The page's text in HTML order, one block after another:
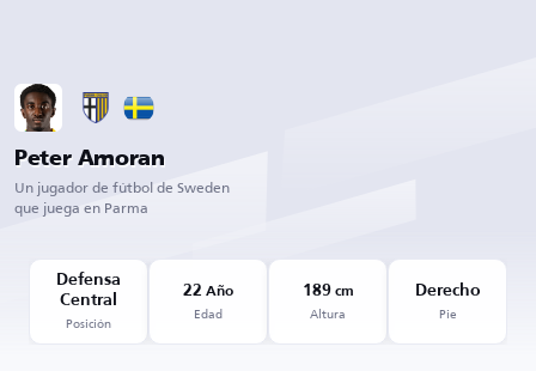
Peter Amoran
Un jugador de fútbol de Sweden
que juega en Parma
Defensa
Central
Posición
22 Año
Edad
189cm
Altura
Derecho
Pie